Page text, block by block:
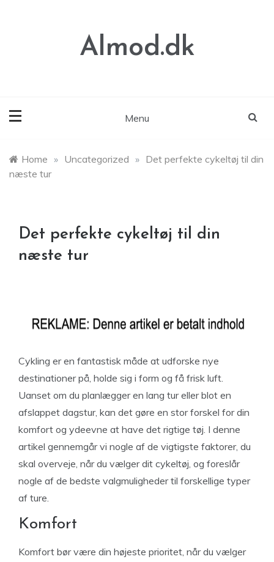
Almod.dk
Menu
Home » Uncategorized » Det perfekte cykeltøj til din
næste tur
Det perfekte cykeltøj til din
næste tur
Cykling er en fantastisk måde at udforske nye
destinationer på, holde sig i form og få frisk luft.
Uanset om du planlægger en lang tur eller blot en
afslappet dagstur, kan det gøre en stor forskel for din
komfort og ydeevne at have det rigtige tøj. I denne
artikel gennemgår vi nogle af de vigtigste faktorer, du
skal overveje, når du vælger dit cykeltøj, og foreslår
nogle af de bedste valgmuligheder til forskellige typer
af ture.
Komfort
Komfort bør være din højeste prioritet, når du vælger